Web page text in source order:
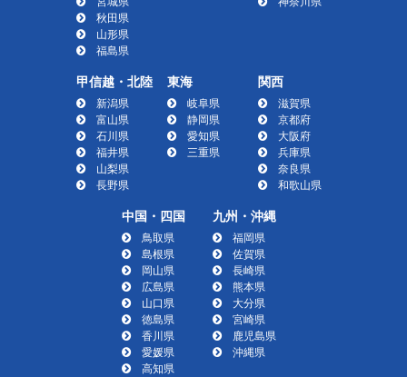
秋田県
山形県
福島県
甲信越・北陸
新潟県
富山県
石川県
福井県
山梨県
長野県
東海
岐阜県
静岡県
愛知県
三重県
関西
滋賀県
京都府
大阪府
兵庫県
奈良県
和歌山県
中国・四国
鳥取県
島根県
岡山県
広島県
山口県
徳島県
香川県
愛媛県
高知県
九州・沖縄
福岡県
佐賀県
長崎県
熊本県
大分県
宮崎県
鹿児島県
沖縄県